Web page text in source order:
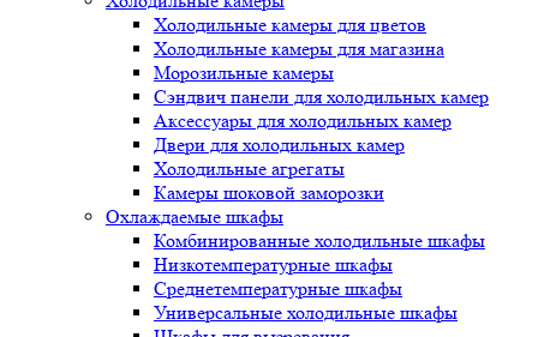
Холодильные камеры для цветов
Холодильные камеры для магазина
Морозильные камеры
Сэндвич панели для холодильных камер
Аксессуары для холодильных камер
Двери для холодильных камер
Холодильные агрегаты
Камеры шоковой заморозки
Охлаждаемые шкафы
Комбинированные холодильные шкафы
Низкотемпературные шкафы
Среднетемпературные шкафы
Универсальные холодильные шкафы